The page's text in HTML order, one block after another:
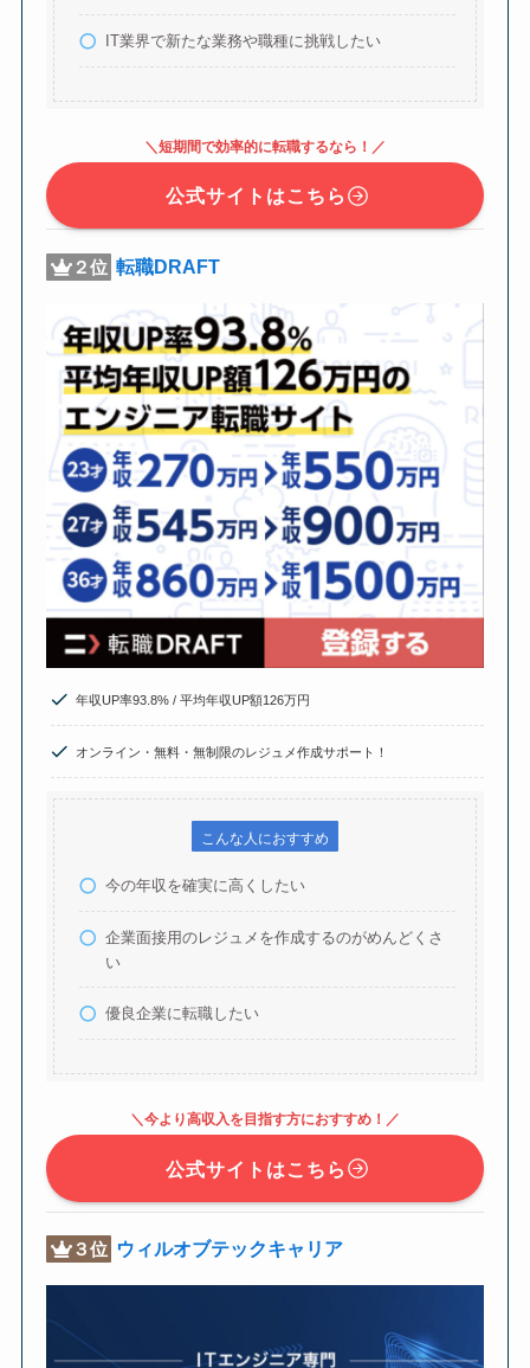
IT業界で新たな業務や職種に挑戦したい
＼短期間で効率的に転職するなら！／
公式サイトはこちら
２位 転職DRAFT
年収UP率93.8% / 平均年収UP額126万円
オンライン・無料・無制限のレジュメ作成サポート！
こんな人におすすめ
今の年収を確実に高くしたい
企業面接用のレジュメを作成するのがめんどくさ
い
優良企業に転職したい
＼今より高収入を目指す方におすすめ！／
公式サイトはこちら
３位 ウィルオブテックキャリア